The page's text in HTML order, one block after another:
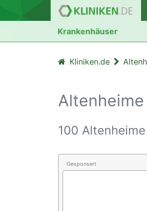
Krankenhäuser
Kliniken.de
100 Altenheime
Gesponsert